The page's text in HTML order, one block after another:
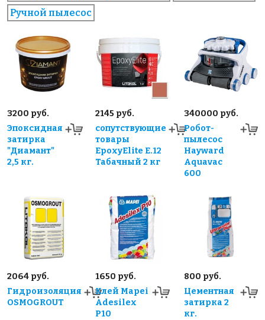
Ручной пылесос
3200 руб.
Эпоксидная
затирка
"Диамант"
2,5 кг.
2145 руб.
сопутствующие
товары
EpoxyElite E.12
Табачный 2 кг
340000 руб.
Робот-
пылесос
Hayward
Aquavac
600
2064 руб.
Гидроизоляция
OSMOGROUT
1650 руб.
Клей Mapei
Adesilex
P10
800 руб.
Цементная
затирка 2
кг.